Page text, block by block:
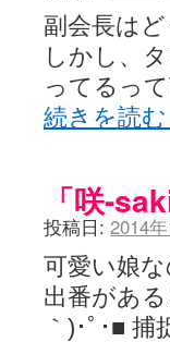
副会長は
しかし、
ってるっ
続きを読む
「咲-
投稿日: 2014
可愛い娘
出番があ
｀)･ﾟ･■